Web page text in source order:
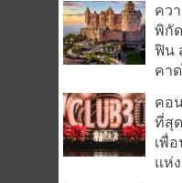
คว
พิกั
ฟิน
คา
คอ
ที่สุ
เพื่
แห่ง